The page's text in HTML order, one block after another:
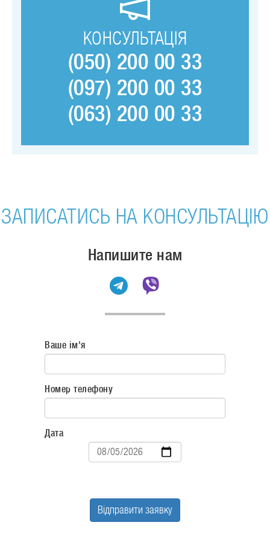
КОНСУЛЬТАЦІЯ
(050) 200 00 33
(097) 200 00 33
(063) 200 00 33
ЗАПИСАТИСЬ НА КОНСУЛЬТАЦІЮ
Напишите нам
Ваше ім'я
Номер телефону
Дата
Дата
Відправити заявку